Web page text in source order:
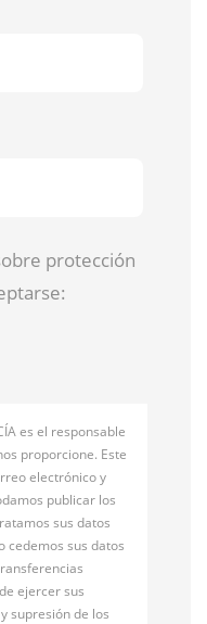
protección
es el responsable
proporcione. Este
electrónico y
publicar los
sus datos
cedemos sus datos
ejercer sus
supresión de los